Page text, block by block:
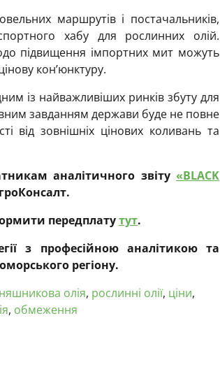
маршрутів і постачальників,
хабу для рослинних олій.
підвищення імпортних мит можуть
кон’юнктуру.
із найважливіших ринків збуту для
завданням держави буде не повне
від зовнішніх цінових коливань та
аналітичного звіту «BLACK
передплатутут.
з професійною аналітикою та
регіону.
олія, рослинні олії, ціни,
, обмеження